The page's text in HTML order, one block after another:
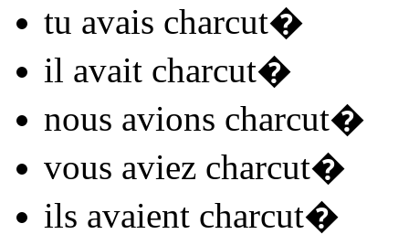
tu avais charcut�
il avait charcut�
nous avions charcut�
vous aviez charcut�
ils avaient charcut�